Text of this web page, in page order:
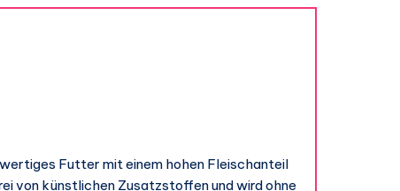
Futter mit einem hohen Fleischanteil
von künstlichen Zusatzstoffen und wird ohne